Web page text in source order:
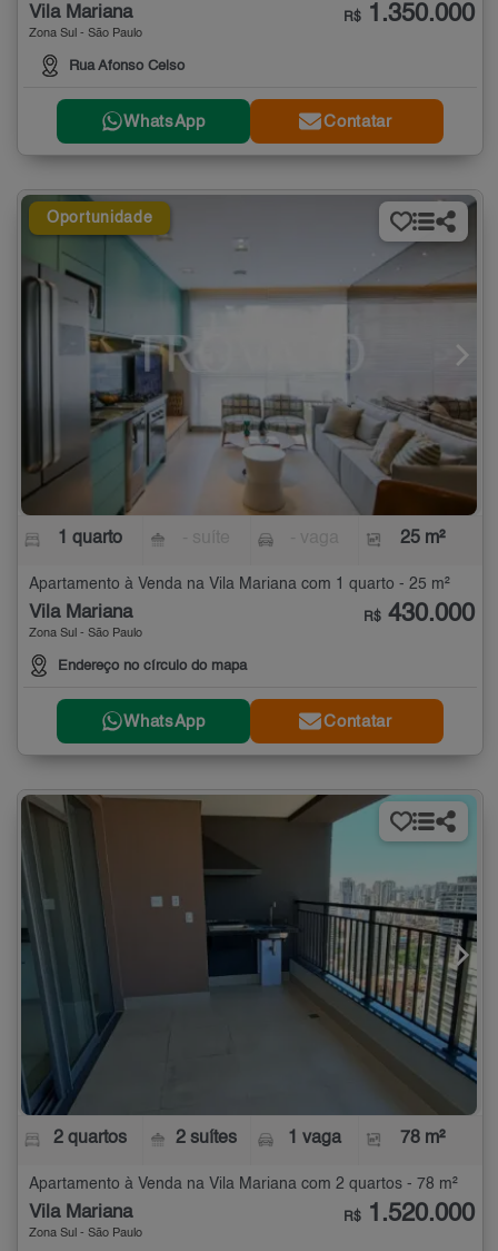
Vila Mariana
Zona Sul - São Paulo
Rua Afonso Celso
R$ 1.350.000
WhatsApp Contatar
Oportunidade
1 quarto 25 m²
Apartamento à Venda na Vila Mariana com 1 quarto - 25 m²
Vila Mariana
Zona Sul - São Paulo
Endereço no círculo do mapa
R$ 430.000
WhatsApp Contatar
2 quartos 2 suítes 1 vaga 78 m²
Apartamento à Venda na Vila Mariana com 2 quartos - 78 m²
Vila Mariana
Zona Sul - São Paulo
R$ 1.520.000